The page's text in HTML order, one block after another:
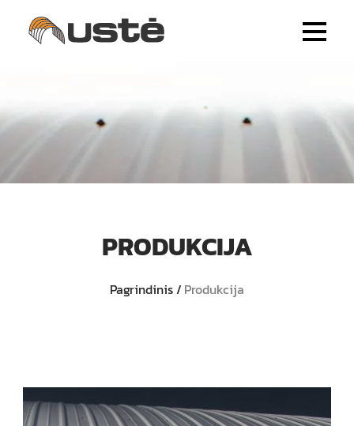
PRODUKCIJA
Pagrindinis Produkcija